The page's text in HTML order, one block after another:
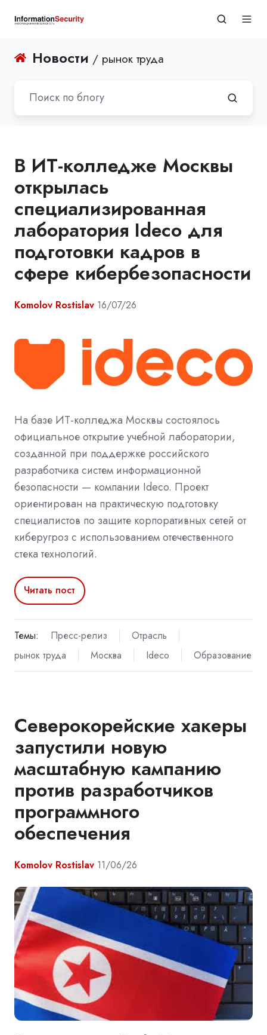
Новости / рынок труда
В ИТ-колледже Москвы
открылась
специализированная
лаборатория Ideco для
подготовки кадров в
сфере кибербезопасности
Komolov Rostislav 16/07/26
На базе ИТ-колледжа Москвы состоялось
официальное открытие учебной лаборатории,
созданной при поддержке российского
разработчика систем информационной
безопасности — компании Ideco. Проект
ориентирован на практическую подготовку
специалистов по защите корпоративных сетей от
киберугроз с использованием отечественного
стека технологий.
Читать пост
Темы: Пресс-релиз
Отрасль
рынок труда
Москва Ideco Образование
Северокорейские хакеры
запустили новую
масштабную кампанию
против разработчиков
программного
обеспечения
Komolov Rostislav 11/06/26